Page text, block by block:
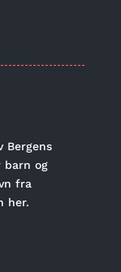
barn og
fra
her.